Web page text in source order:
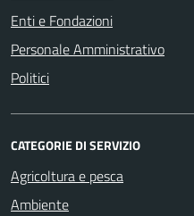
Enti e Fondazioni
Personale Amministrativo
Politici
CATEGORIE DI SERVIZIO
Agricoltura e pesca
Ambiente